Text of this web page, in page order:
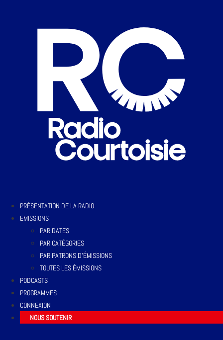
PRÉSENTATION DE LA RADIO
EMISSIONS
PAR DATES
PAR CATÉGORIES
PAR PATRONS D’ÉMISSIONS
TOUTES LES ÉMISSIONS
PODCASTS
PROGRAMMES
CONNEXION
NOUS SOUTENIR